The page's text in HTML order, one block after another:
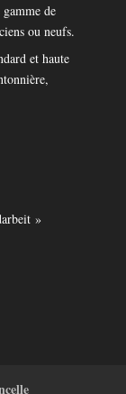
de
ou neufs.
et haute
»